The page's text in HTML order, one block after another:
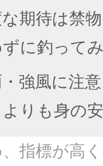
期待は禁
に釣って
強風に注
りも身の
指標が高